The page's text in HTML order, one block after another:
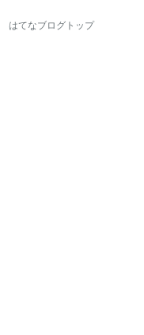
はてなブログトップ